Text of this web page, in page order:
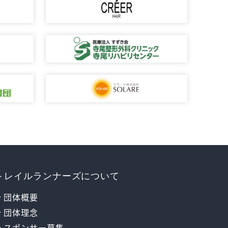
レイルランナーズについて
団体概要
団体理念